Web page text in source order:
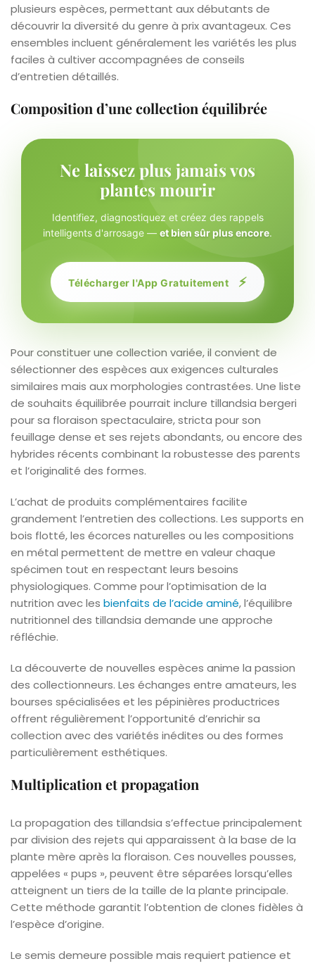
plusieurs espèces, permettant aux débutants de
découvrir la diversité du genre à prix avantageux. Ces
ensembles incluent généralement les variétés les plus
faciles à cultiver accompagnées de conseils
d’entretien détaillés.
Composition d’une collection équilibrée
Ne laissez plus jamais vos
plantes mourir
Identifiez, diagnostiquez et créez des rappels
intelligents d'arrosage — et bien sûr plus encore.
Télécharger l'App Gratuitement ⚡
Pour constituer une collection variée, il convient de
sélectionner des espèces aux exigences culturales
similaires mais aux morphologies contrastées. Une liste
de souhaits équilibrée pourrait inclure tillandsia bergeri
pour sa floraison spectaculaire, stricta pour son
feuillage dense et ses rejets abondants, ou encore des
hybrides récents combinant la robustesse des parents
et l’originalité des formes.
L’achat de produits complémentaires facilite
grandement l’entretien des collections. Les supports en
bois flotté, les écorces naturelles ou les compositions
en métal permettent de mettre en valeur chaque
spécimen tout en respectant leurs besoins
physiologiques. Comme pour l’optimisation de la
nutrition avec les bienfaits de l’acide aminé, l’équilibre
nutritionnel des tillandsia demande une approche
réfléchie.
La découverte de nouvelles espèces anime la passion
des collectionneurs. Les échanges entre amateurs, les
bourses spécialisées et les pépinières productrices
offrent régulièrement l’opportunité d’enrichir sa
collection avec des variétés inédites ou des formes
particulièrement esthétiques.
Multiplication et propagation
La propagation des tillandsia s’effectue principalement
par division des rejets qui apparaissent à la base de la
plante mère après la floraison. Ces nouvelles pousses,
appelées « pups », peuvent être séparées lorsqu’elles
atteignent un tiers de la taille de la plante principale.
Cette méthode garantit l’obtention de clones fidèles à
l’espèce d’origine.
Le semis demeure possible mais requiert patience et